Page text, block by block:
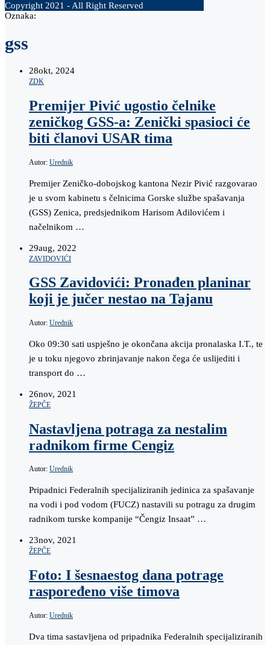
Copyright 2021 - All Right Reserved
Oznaka:
gss
28okt, 2024
ZDK
Premijer Pivić ugostio čelnike
zeničkog GSS-a: Zenički spasioci će
biti članovi USAR tima
Autor: Urednik
Premijer Zeničko-dobojskog kantona Nezir Pivić razgovarao
je u svom kabinetu s čelnicima Gorske službe spašavanja
(GSS) Zenica, predsjednikom Harisom Adilovićem i
načelnikom …
29aug, 2022
ZAVIDOVIĆI
GSS Zavidovići: Pronađen planinar
koji je jučer nestao na Tajanu
Autor: Urednik
Oko 09:30 sati uspješno je okončana akcija pronalaska I.T., te
je u toku njegovo zbrinjavanje nakon čega će uslijediti i
transport do …
26nov, 2021
ŽEPČE
Nastavljena potraga za nestalim
radnikom firme Cengiz
Autor: Urednik
Pripadnici Federalnih specijaliziranih jedinica za spašavanje
na vodi i pod vodom (FUCZ) nastavili su potragu za drugim
radnikom turske kompanije “Čengiz Insaat” …
23nov, 2021
ŽEPČE
Foto: I šesnaestog dana potrage
raspoređeno više timova
Autor: Urednik
Dva tima sastavljena od pripadnika Federalnih specijaliziranih